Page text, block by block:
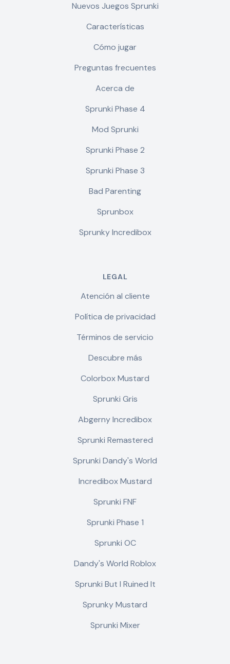
Nuevos Juegos Sprunki
Características
Cómo jugar
Preguntas frecuentes
Acerca de
Sprunki Phase 4
Mod Sprunki
Sprunki Phase 2
Sprunki Phase 3
Bad Parenting
Sprunbox
Sprunky Incredibox
LEGAL
Atención al cliente
Política de privacidad
Términos de servicio
Descubre más
Colorbox Mustard
Sprunki Gris
Abgerny Incredibox
Sprunki Remastered
Sprunki Dandy's World
Incredibox Mustard
Sprunki FNF
Sprunki Phase 1
Sprunki OC
Dandy's World Roblox
Sprunki But I Ruined It
Sprunky Mustard
Sprunki Mixer